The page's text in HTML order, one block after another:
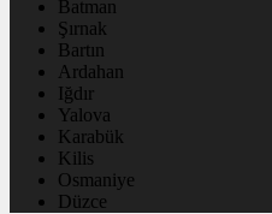
Batman
Şırnak
Bartın
Ardahan
Iğdır
Yalova
Karabük
Kilis
Osmaniye
Düzce